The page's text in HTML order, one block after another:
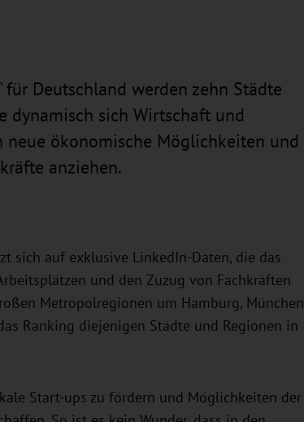
Deutschland werden zehn Städte
dynamisch sich Wirtschaft und
ökonomische Möglichkeiten und
anziehen.
sich auf exklusive LinkedIn-Daten, die das
und den Zuzug von Fachkräften
Metropolregionen um Hamburg, München
Ranking diejenigen Städte und Regionen in
Start-ups zu fördern und Möglichkeiten der